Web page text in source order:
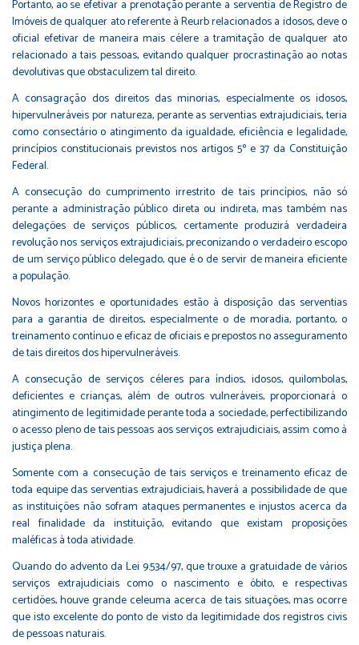
Portanto, ao se efetivar a prenotação perante a serventia de Registro de
Imóveis de qualquer ato referente à Reurb relacionados a idosos, deve o
oficial efetivar de maneira mais célere a tramitação de qualquer ato
relacionado a tais pessoas, evitando qualquer procrastinação ao notas
devolutivas que obstaculizem tal direito.
A consagração dos direitos das minorias, especialmente os idosos,
hipervulneráveis por natureza, perante as serventias extrajudiciais, teria
como consectário o atingimento da igualdade, eficiência e legalidade,
princípios constitucionais previstos nos artigos 5º e 37 da Constituição
Federal.
A consecução do cumprimento irrestrito de tais princípios, não só
perante a administração público direta ou indireta, mas também nas
delegações de serviços públicos, certamente produzirá verdadeira
revolução nos serviços extrajudiciais, preconizando o verdadeiro escopo
de um serviço público delegado, que é o de servir de maneira eficiente
a população.
Novos horizontes e oportunidades estão à disposição das serventias
para a garantia de direitos, especialmente o de moradia, portanto, o
treinamento contínuo e eficaz de oficiais e prepostos no asseguramento
de tais direitos dos hipervulneráveis.
A consecução de serviços céleres para índios, idosos, quilombolas,
deficientes e crianças, além de outros vulneráveis, proporcionará o
atingimento de legitimidade perante toda a sociedade, perfectibilizando
o acesso pleno de tais pessoas aos serviços extrajudiciais, assim como à
justiça plena.
Somente com a consecução de tais serviços e treinamento eficaz de
toda equipe das serventias extrajudiciais, haverá a possibilidade de que
as instituições não sofram ataques permanentes e injustos acerca da
real finalidade da instituição, evitando que existam proposições
maléficas à toda atividade.
Quando do advento da Lei 9.534/97, que trouxe a gratuidade de vários
serviços extrajudiciais como o nascimento e óbito, e respectivas
certidões, houve grande celeuma acerca de tais situações, mas ocorre
que isto excelente do ponto de visto da legitimidade dos registros civis
de pessoas naturais.